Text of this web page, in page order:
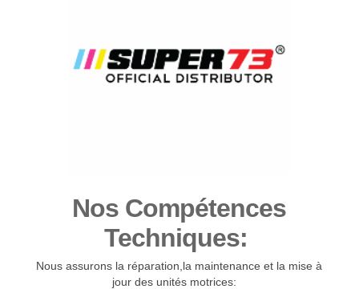
Nos Compétences
Techniques:
Nous assurons la réparation,la maintenance et la mise à
jour des unités motrices: